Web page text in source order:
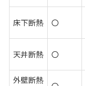
床下断熱 〇
天井断熱 〇
外壁断熱